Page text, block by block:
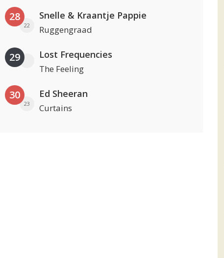
28
22
Snelle & Kraantje Pappie
Ruggengraad
29 Lost Frequencies
The Feeling
30
23
Ed Sheeran
Curtains